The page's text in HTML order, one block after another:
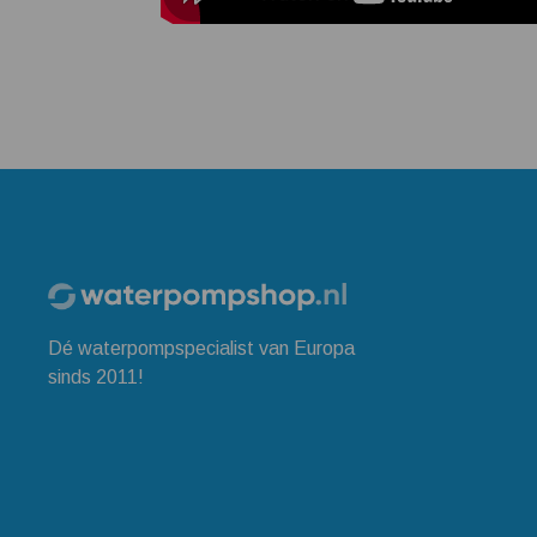
Dé waterpompspecialist van Europa
sinds 2011!